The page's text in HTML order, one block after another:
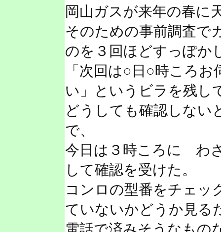
岡山ガスが来年の春に
そのための事前調査で
のを３回ほどすっぽか
「次回は○日○時ころ
い」というビラを残し
どうしても確認しない
で、
今日は３時ころに わ
して確認を受けた。
コンロの型番をチェッ
ていないかどうか見る